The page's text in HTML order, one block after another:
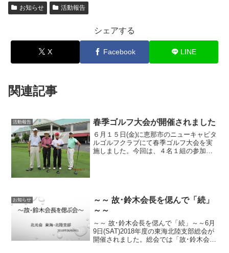
お知らせ 活動報告
シェアする
X Facebook LINE
関連記事
活動報告 春季ゴルフ大会が開催されました
６月１５日(金)に恵那市のニューキャピタ
ルゴルフクラブにて春季ゴルフ大会を実
施しました。今回は、４名１組の参加で
お知らせ
～～ 故･鈴木会長を偲んで「続」
～～
～～ 故･鈴木会長を偲んで「続」～～6月
9日(SAT)2018年度の東海北陸支部総会が
開催されました。総会では「故･鈴木会長